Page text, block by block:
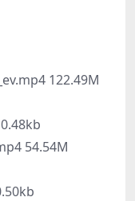
122.49M
54.54M